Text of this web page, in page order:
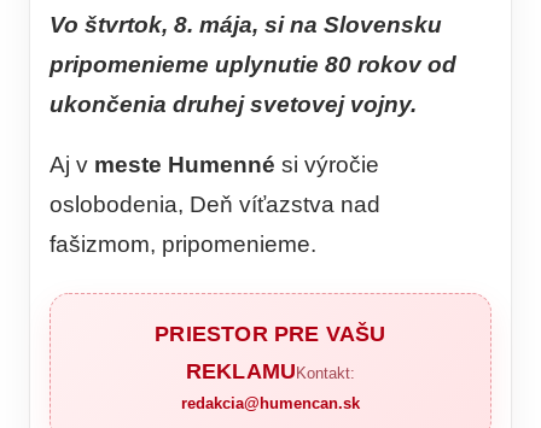
Vo štvrtok, 8. mája, si na Slovensku
pripomenieme uplynutie 80 rokov od
ukončenia druhej svetovej vojny.
Aj v meste Humenné si výročie
oslobodenia, Deň víťazstva nad
fašizmom, pripomenieme.
PRIESTOR PRE VAŠU
REKLAMU Kontakt:
redakcia@humencan.sk